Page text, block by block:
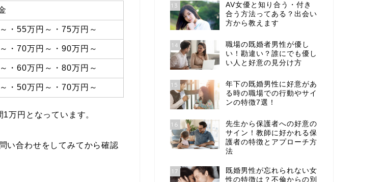
・55万円～・75万円～
・70万円～・90万円～
・60万円～・80万円～
・50万円～・70万円～
万円となっています。
い合わせをしてみてから確認
13
AV女優と知り合う・付き
合う方法ってある？出会い
方から教えます
14
職場の既婚者男性が優し
い！勘違い？誰にでも優し
い人と好意の見分け方
15
年下の既婚男性に好意があ
る時の職場での行動やサイ
ンの特徴7選！
16
先生から保護者への好意の
サイン！教師に好かれる保
護者の特徴とアプローチ方
法
17
既婚男性が忘れられない女
性の特徴は？不倫からの別